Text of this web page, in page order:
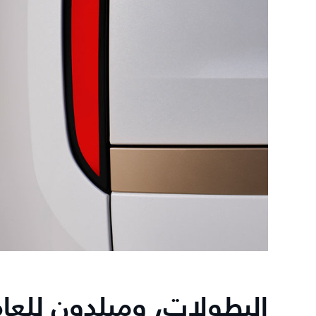
البطولات، ومبلدون للعام